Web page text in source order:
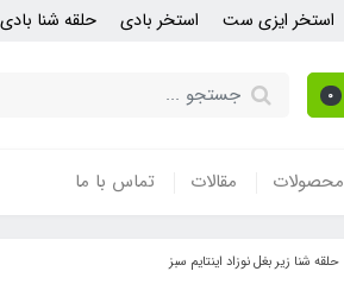
استخر ایزی ست استخر بادی حلقه شنا بادی
0
محصولات مقالات تماس با ما
حلقه شنا زیر بغل نوزاد اینتایم سبز